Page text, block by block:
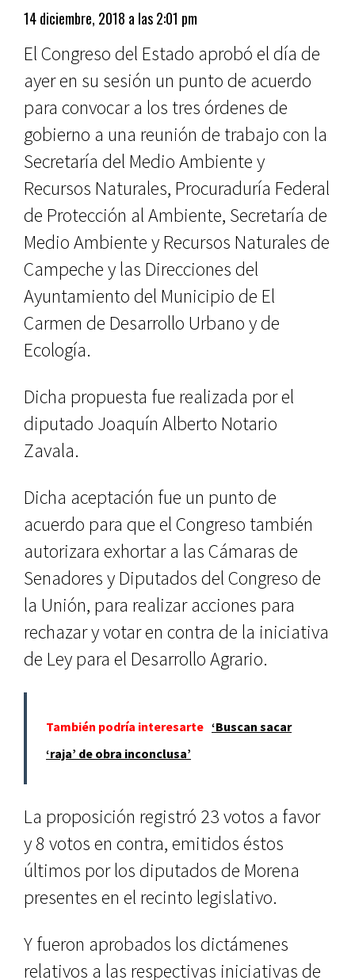
14 diciembre, 2018 a las 2:01 pm
El Congreso del Estado aprobó el día de
ayer en su sesión un punto de acuerdo
para convocar a los tres órdenes de
gobierno a una reunión de trabajo con la
Secretaría del Medio Ambiente y
Recursos Naturales, Procuraduría Federal
de Protección al Ambiente, Secretaría de
Medio Ambiente y Recursos Naturales de
Campeche y las Direcciones del
Ayuntamiento del Municipio de El
Carmen de Desarrollo Urbano y de
Ecología.
Dicha propuesta fue realizada por el
diputado Joaquín Alberto Notario
Zavala.
Dicha aceptación fue un punto de
acuerdo para que el Congreso también
autorizara exhortar a las Cámaras de
Senadores y Diputados del Congreso de
la Unión, para realizar acciones para
rechazar y votar en contra de la iniciativa
de Ley para el Desarrollo Agrario.
También podría interesarte ‘Buscan sacar
‘raja’ de obra inconclusa’
La proposición registró 23 votos a favor
y 8 votos en contra, emitidos éstos
últimos por los diputados de Morena
presentes en el recinto legislativo.
Y fueron aprobados los dictámenes
relativos a las respectivas iniciativas de